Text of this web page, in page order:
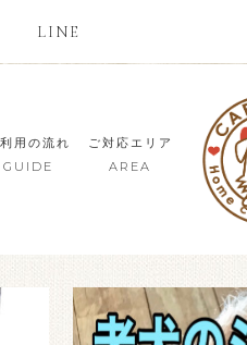
LINE
用の流れ
GUIDE
ご対応エリア
AREA